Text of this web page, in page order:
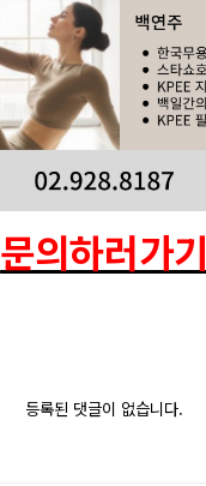
문의하러가기
등록된 댓글이 없습니다.